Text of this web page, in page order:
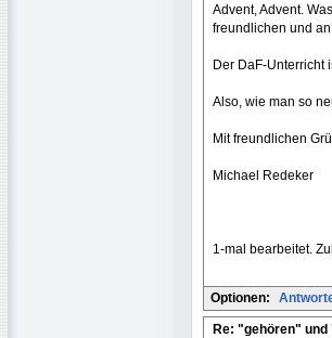
Advent, Advent.
freundlichen und
Der DaF-Unterricht
Also, wie man so
Mit freundlichen
Michael Redeker
1-mal bearbeitet.
Optionen:
Re: "gehören" und